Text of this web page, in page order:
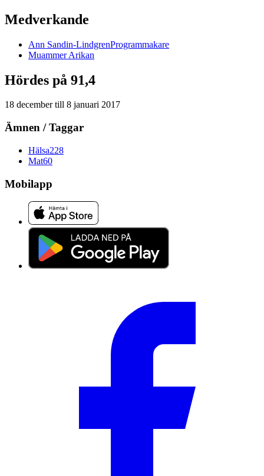
Medverkande
Ann Sandin-LindgrenProgrammakare
Muammer Arikan
Hördes på 91,4
18 decembertill 8 januari 2017
Ämnen / Taggar
Hälsa228
Mat60
Mobilapp